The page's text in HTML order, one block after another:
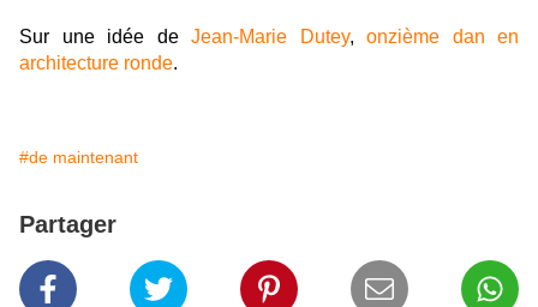
Sur une idée de Jean-Marie Dutey, onzième dan en
architecture ronde.
#de maintenant
Partager